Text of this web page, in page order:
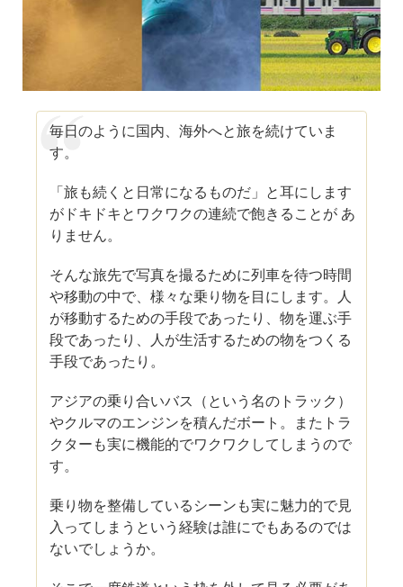
毎日のように国内、海外へと旅を続けていま
す。
「旅も続くと日常になるものだ」と耳にします
がドキドキとワクワクの連続で飽きることが あ
りません。
そんな旅先で写真を撮るために列車を待つ時間
や移動の中で、様々な乗り物を目にします。人
が移動するための手段であったり、物を運ぶ手
段であったり、人が生活するための物をつくる
手段であったり。
アジアの乗り合いバス（という名のトラック）
やクルマのエンジンを積んだボート。またトラ
クターも実に機能的でワクワクしてしまうので
す。
乗り物を整備しているシーンも実に魅力的で見
入ってしまうという経験は誰にでもあるのでは
ないでしょうか。